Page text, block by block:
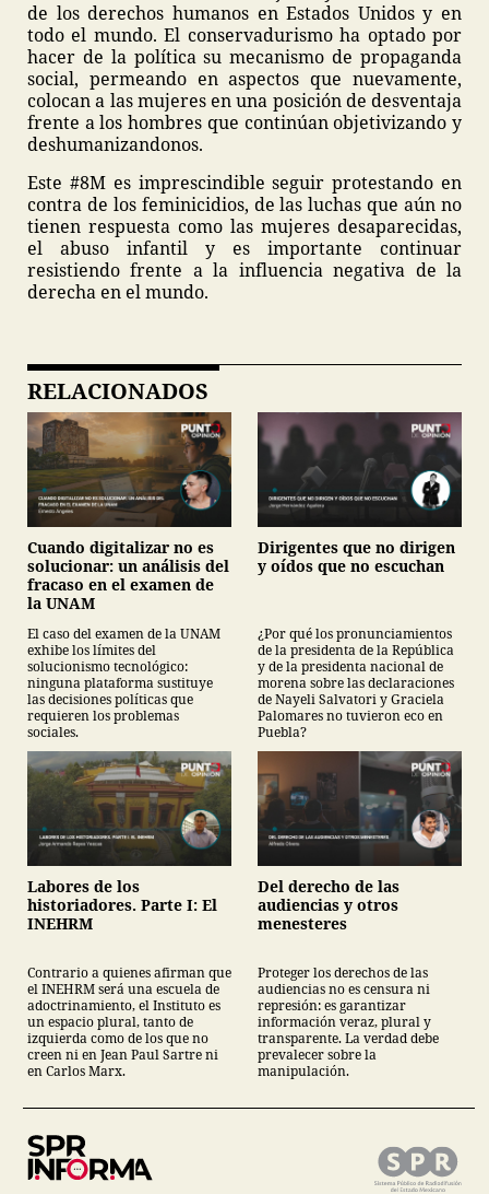
de los derechos humanos en Estados Unidos y en
todo el mundo. El conservadurismo ha optado por
hacer de la política su mecanismo de propaganda
social, permeando en aspectos que nuevamente,
colocan a las mujeres en una posición de desventaja
frente a los hombres que continúan objetivizando y
deshumanizandonos.
Este #8M es imprescindible seguir protestando en
contra de los feminicidios, de las luchas que aún no
tienen respuesta como las mujeres desaparecidas,
el abuso infantil y es importante continuar
resistiendo frente a la influencia negativa de la
derecha en el mundo.
RELACIONADOS
Cuando digitalizar no es
solucionar: un análisis del
fracaso en el examen de
la UNAM
El caso del examen de la UNAM
exhibe los límites del
solucionismo tecnológico:
ninguna plataforma sustituye
las decisiones políticas que
requieren los problemas
sociales.
Dirigentes que no dirigen
y oídos que no escuchan
¿Por qué los pronunciamientos
de la presidenta de la República
y de la presidenta nacional de
morena sobre las declaraciones
de Nayeli Salvatori y Graciela
Palomares no tuvieron eco en
Puebla?
Labores de los
historiadores. Parte I: El
INEHRM
Contrario a quienes afirman que
el INEHRM será una escuela de
adoctrinamiento, el Instituto es
un espacio plural, tanto de
izquierda como de los que no
creen ni en Jean Paul Sartre ni
en Carlos Marx.
Del derecho de las
audiencias y otros
menesteres
Proteger los derechos de las
audiencias no es censura ni
represión: es garantizar
información veraz, plural y
transparente. La verdad debe
prevalecer sobre la
manipulación.